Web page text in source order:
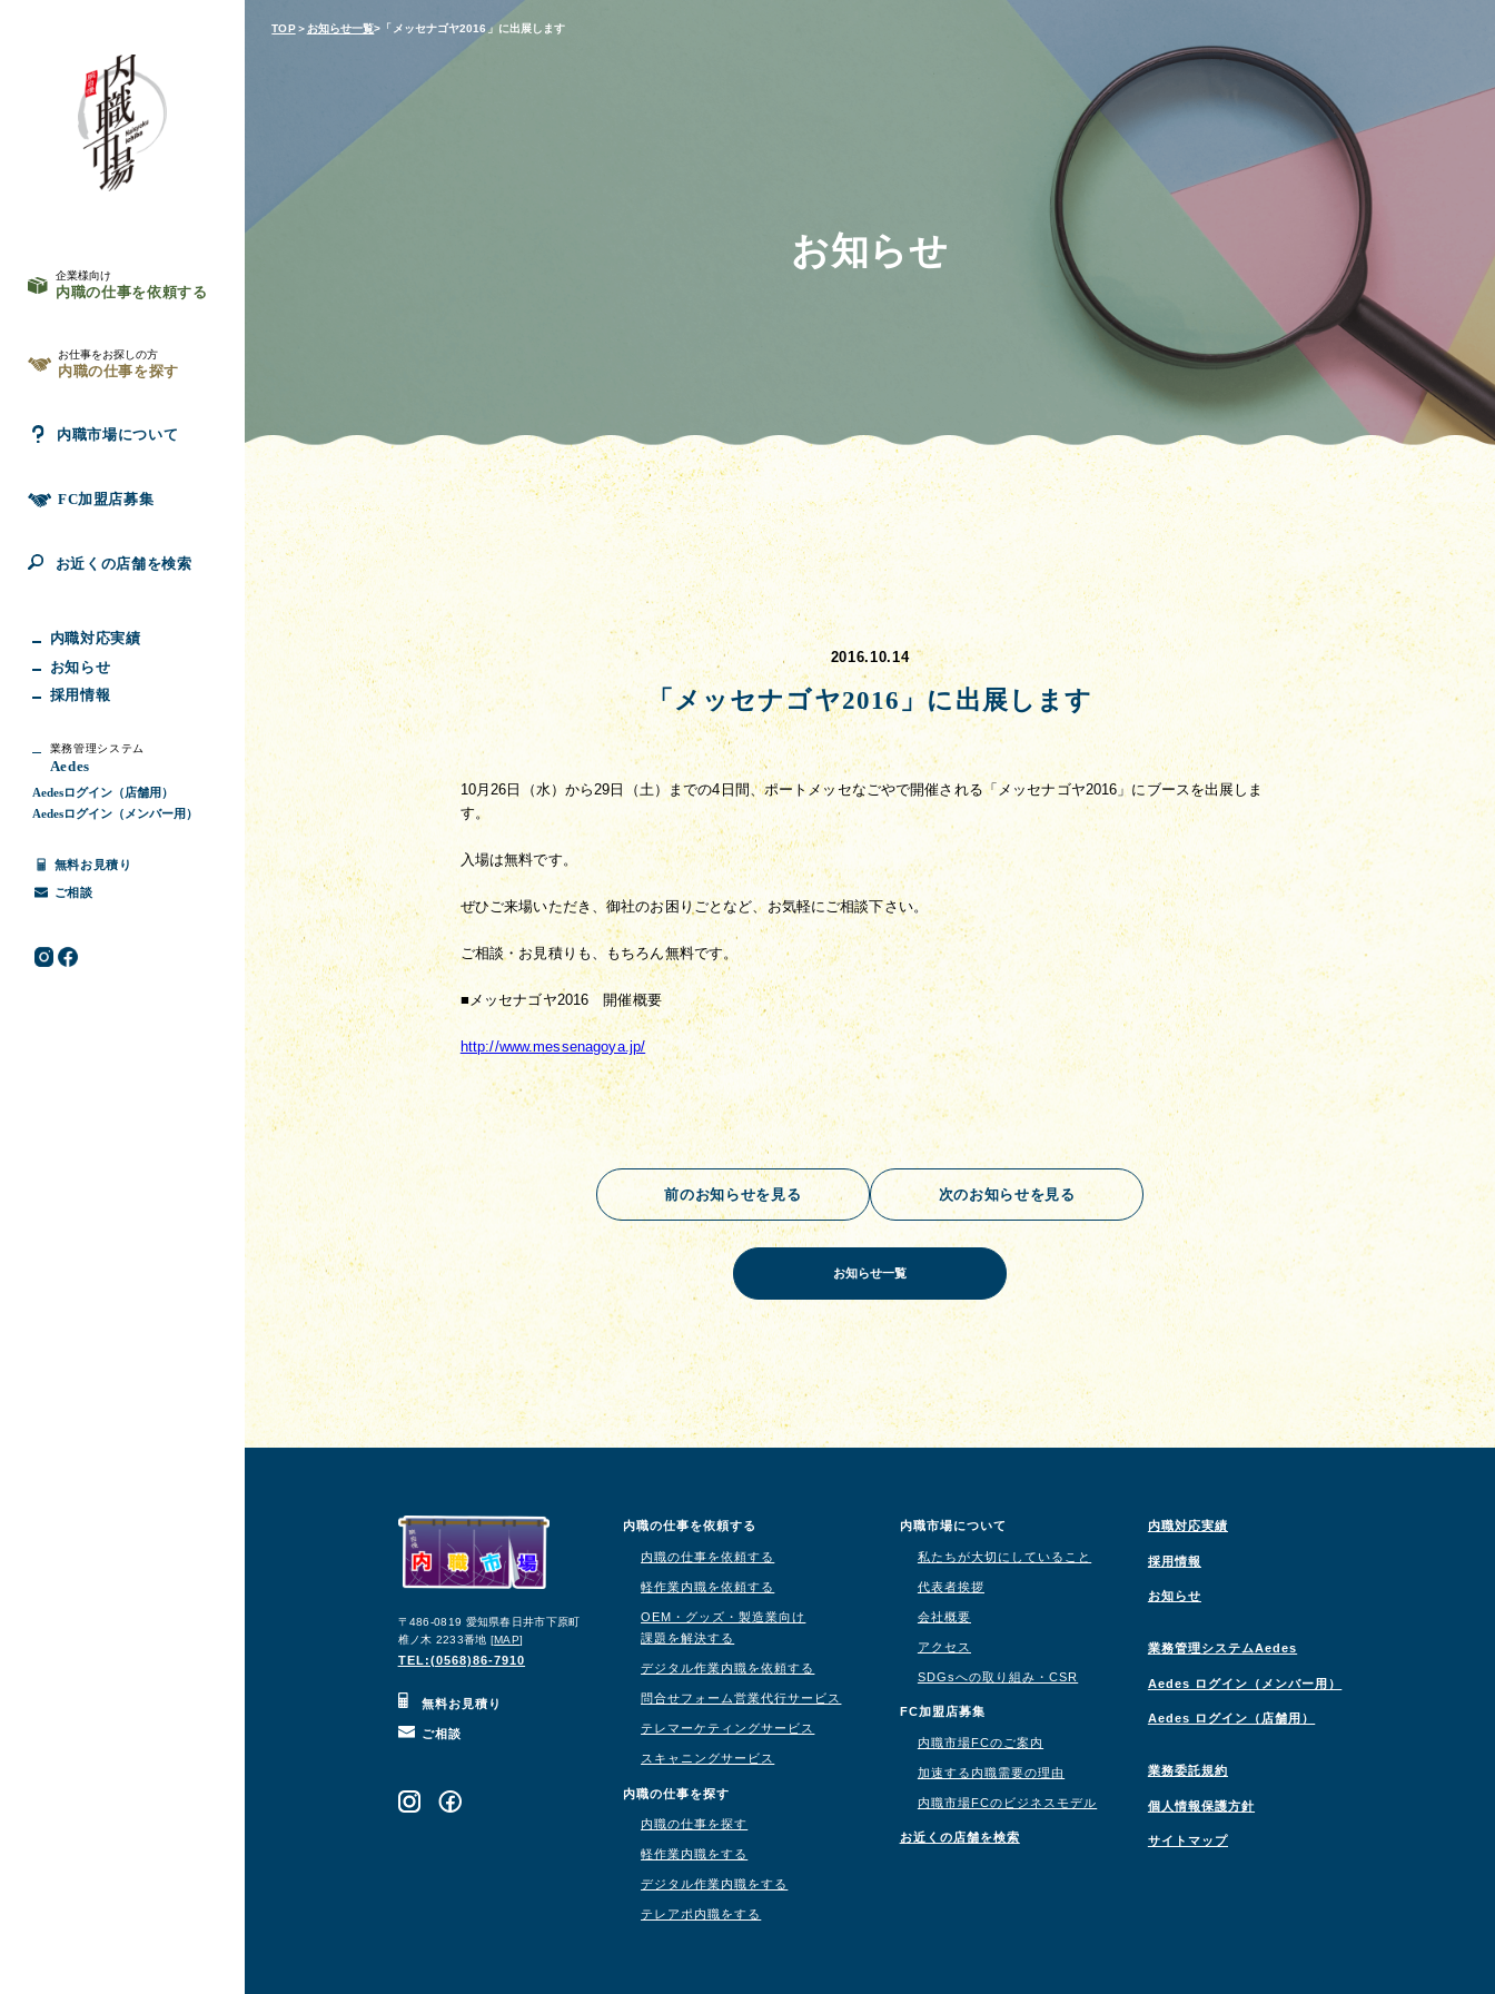
企業様向け
内職の仕事を依頼する
お仕事をお探しの方
内職の仕事を探す
内職市場について
FC加盟店募集
お近くの店舗を検索
内職対応実績
お知らせ
採用情報
業務管理システム
Aedes
Aedesログイン（店舗用）
Aedesログイン（メンバー用）
無料お見積り
ご相談
TOP＞お知らせ一覧>「メッセナゴヤ2016」に出展します
お知らせ
2016.10.14
「メッセナゴヤ2016」に出展します
10月26日（水）から29日（土）までの4日間、ポートメッセなごやで開催される「メッセナゴヤ2016」にブースを出展しま
す。
入場は無料です。
ぜひご来場いただき、御社のお困りごとなど、お気軽にご相談下さい。
ご相談・お見積りも、もちろん無料です。
■メッセナゴヤ2016　開催概要
http://www.messenagoya.jp/
前のお知らせを見る 次のお知らせを見る
お知らせ一覧
〒486-0819 愛知県春日井市下原町
椎ノ木 2233番地 [MAP]
TEL:(0568)86-7910
無料お見積り
ご相談
内職の仕事を依頼する
内職の仕事を依頼する
軽作業内職を依頼する
OEM・グッズ・製造業向け
課題を解決する
デジタル作業内職を依頼する
問合せフォーム営業代行サービス
テレマーケティングサービス
スキャニングサービス
内職の仕事を探す
内職の仕事を探す
軽作業内職をする
デジタル作業内職をする
テレアポ内職をする
内職市場について
私たちが大切にしていること
代表者挨拶
会社概要
アクセス
SDGsへの取り組み・CSR
FC加盟店募集
内職市場FCのご案内
加速する内職需要の理由
内職市場FCのビジネスモデル
お近くの店舗を検索
内職対応実績
採用情報
お知らせ
業務管理システムAedes
Aedes ログイン（メンバー用）
Aedes ログイン（店舗用）
業務委託規約
個人情報保護方針
サイトマップ